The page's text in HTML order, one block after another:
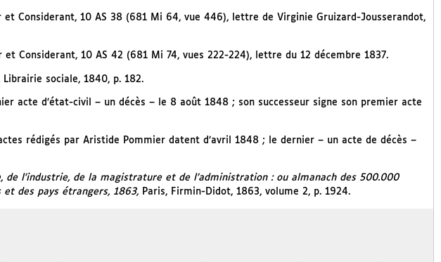
et Considerant, 10 AS 38 (681 Mi 64, vue 446), lettre de Virginie Gruizard-Jousserandot,
Considerant, 10 AS 42 (681 Mi 74, vues 222-224), lettre du 12 décembre 1837.
Librairie sociale, 1840, p. 182.
acte d’état-civil – un décès – le 8 août 1848 ; son successeur signe son premier acte
rédigés par Aristide Pommier datent d’avril 1848 ; le dernier – un acte de décès –
de l’industrie, de la magistrature et de l’administration : ou almanach des 500.000
et des pays étrangers, 1863, Paris, Firmin-Didot, 1863, volume 2, p. 1924.